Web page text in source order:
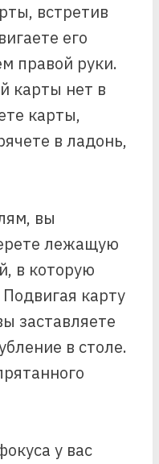
встретив
его
правой руки.
карты нет в
карты,
в ладонь,
вы
лежащую
в которую
карту
заставляете
в столе.
у вас